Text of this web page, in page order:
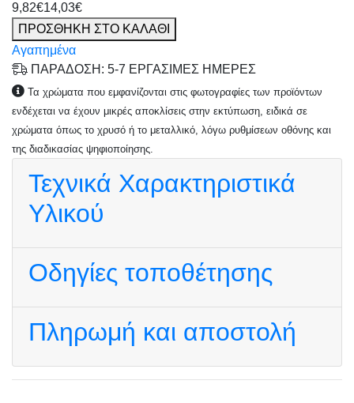
9,82€14,03€
ΠΡΟΣΘΗΚΗ ΣΤΟ ΚΑΛΑΘΙ
Αγαπημένα
ΠΑΡΑΔΟΣΗ: 5-7 ΕΡΓΑΣΙΜΕΣ ΗΜΕΡΕΣ
Τα χρώματα που εμφανίζονται στις φωτογραφίες των προϊόντων
ενδέχεται να έχουν μικρές αποκλίσεις στην εκτύπωση, ειδικά σε
χρώματα όπως το χρυσό ή το μεταλλικό, λόγω ρυθμίσεων οθόνης και
της διαδικασίας ψηφιοποίησης.
Τεχνικά Χαρακτηριστικά
Υλικού
Οδηγίες τοποθέτησης
Πληρωμή και αποστολή